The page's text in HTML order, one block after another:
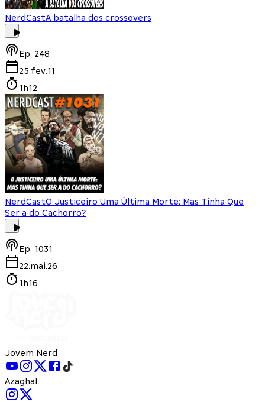
NerdCastA batalha dos crossovers
Ep. 248
25.fev.11
1h12
NerdCastO Justiceiro Uma Última Morte: Mas Tinha Que
Ser a do Cachorro?
Ep. 1031
22.mai.26
1h16
Jovem Nerd
Azaghal